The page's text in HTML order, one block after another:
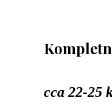
cca 22-25